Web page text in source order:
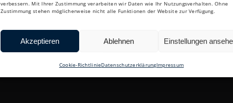
verbessern. Mit Ihrer Zustimmung verarbeiten wir Daten wie Ihr Nutzungsverhalten. Ohne
Zustimmung stehen möglicherweise nicht alle Funktionen der Website zur Verfügung.
Akzeptieren Ablehnen Einstellungen
Cookie-RichtlinieDatenschutzerklärungImpressum